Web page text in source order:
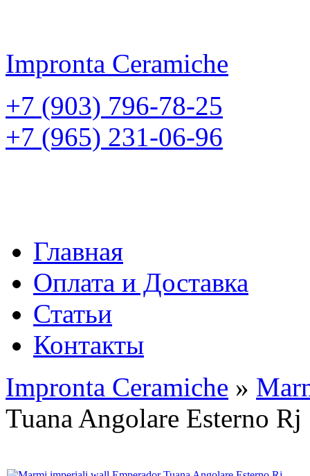
Impronta Ceramiche
+7 (903) 796-78-25
+7 (965) 231-06-96
Главная
Оплата и Доставка
Статьи
Контакты
Impronta Ceramiche »
Tuana Angolare Esterno Rj